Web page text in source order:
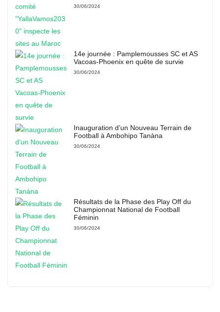
30/06/2024
14e journée : Pamplemousses SC et AS
Vacoas-Phoenix en quête de survie
30/06/2024
Inauguration d’un Nouveau Terrain de
Football à Ambohipo Tanàna
30/06/2024
Résultats de la Phase des Play Off du
Championnat National de Football
Féminin
30/06/2024